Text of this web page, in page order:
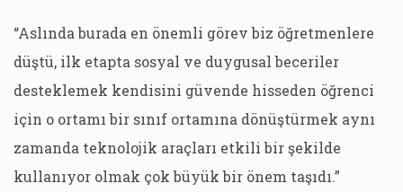
“Aslında burada en önemli görev biz öğretmenlere
düştü, ilk etapta sosyal ve duygusal beceriler
desteklemek kendisini güvende hisseden öğrenci
için o ortamı bir sınıf ortamına dönüştürmek aynı
zamanda teknolojik araçları etkili bir şekilde
kullanıyor olmak çok büyük bir önem taşıdı.”